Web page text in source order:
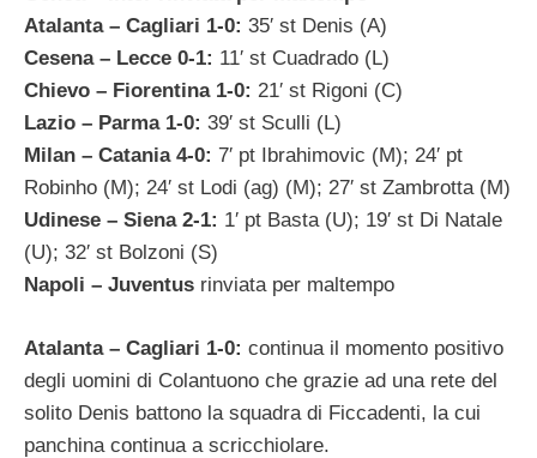
Atalanta – Cagliari 1-0: 35′ st Denis (A)
Cesena – Lecce 0-1: 11′ st Cuadrado (L)
Chievo – Fiorentina 1-0: 21′ st Rigoni (C)
Lazio – Parma 1-0: 39′ st Sculli (L)
Milan – Catania 4-0: 7′ pt Ibrahimovic (M); 24′ pt
Robinho (M); 24′ st Lodi (ag) (M); 27′ st Zambrotta (M)
Udinese – Siena 2-1: 1′ pt Basta (U); 19′ st Di Natale
(U); 32′ st Bolzoni (S)
Napoli – Juventus rinviata per maltempo
Atalanta – Cagliari 1-0: continua il momento positivo
degli uomini di Colantuono che grazie ad una rete del
solito Denis battono la squadra di Ficcadenti, la cui
panchina continua a scricchiolare.